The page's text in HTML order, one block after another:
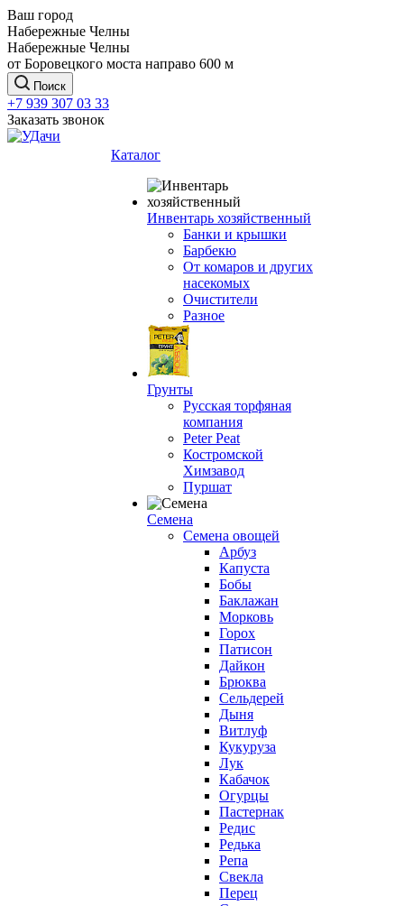
Ваш город
Набережные Челны
Набережные Челны
от Боровецкого моста направо 600 м
Поиск
+7 939 307 03 33
Заказать звонок
Каталог
Инвентарь хозяйственный
Банки и крышки
Барбекю
От комаров и других
насекомых
Очистители
Разное
Грунты
Русская торфяная
компания
Peter Peat
Костромской
Химзавод
Пуршат
Семена
Семена овощей
Арбуз
Капуста
Бобы
Баклажан
Морковь
Горох
Патисон
Дайкон
Брюква
Сельдерей
Дыня
Витлуф
Кукуруза
Лук
Кабачок
Огурцы
Пастернак
Редис
Редька
Репа
Свекла
Перец